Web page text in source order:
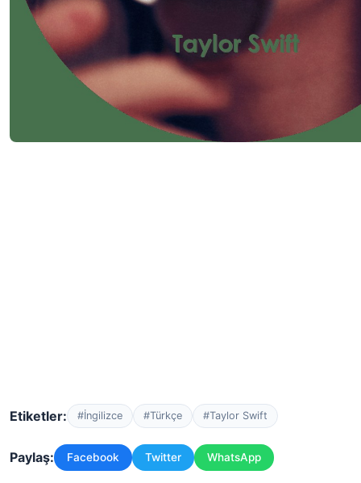
Etiketler: #İngilizce #Türkçe #Taylor Swift
Paylaş: Facebook Twitter WhatsApp